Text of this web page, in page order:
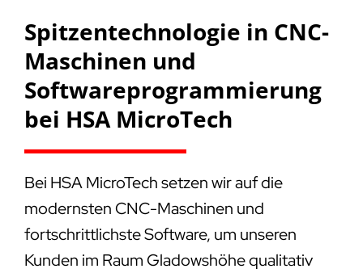
Spitzentechnologie in CNC-
Maschinen und
Softwareprogrammierung
bei HSA MicroTech
Bei HSA MicroTech setzen wir auf die
modernsten CNC-Maschinen und
fortschrittlichste Software, um unseren
Kunden im Raum Gladowshöhe qualitativ